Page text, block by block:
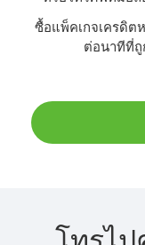
ซื้อแพ็คเกจเครดิต
ต่อนาทีที่ถู